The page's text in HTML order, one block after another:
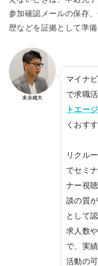
参加確認メールの保存
歴などを証拠として準
末永雄大
マイナ
で求職
トエー
くおす
リクル
でセミ
ナー視
談の質
として
求人数
で、実
活動の